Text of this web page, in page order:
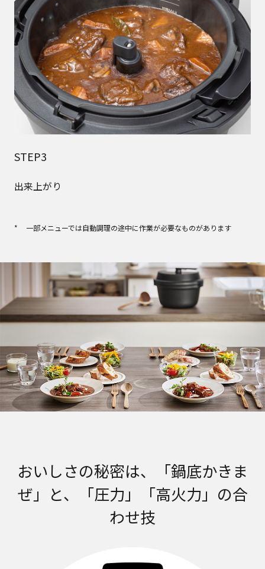
STEP3
出来上がり
一部メニューでは自動調理の途中に作業が必要なものがあります
おいしさの秘密は、「鍋底かきま
ぜ」と、「圧力」「高火力」の合
わせ技